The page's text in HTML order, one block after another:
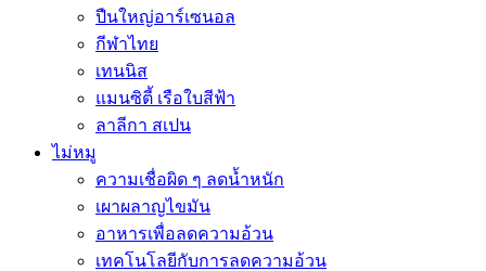
ปืนใหญ่อาร์เซนอล
กีฬาไทย
เทนนิส
แมนซิตี้ เรือใบสีฟ้า
ลาลีกา สเปน
ไม่หมู
ความเชื่อผิด ๆ ลดน้ำหนัก
เผาผลาญไขมัน
อาหารเพื่อลดความอ้วน
เทคโนโลยีกับการลดความอ้วน